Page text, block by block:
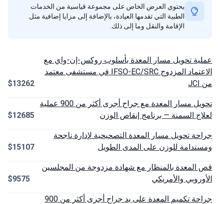
يحتوي العرض الخاص على مجموعة قياسية من الخدمات
الطبية التي تقدمها العيادة، بالإضافة إلى مزايا إضافية مثل
الإقامة والنقل وما إلى ذلك.
تحويل مسار المعدة بأسلوب روكس-إن-واي مع
الاعتماد المزدوج IFSO-EC/SRC في مستشفى معتمد
$13262
تحويل مسار المعدة مع جراح أجرى أكثر من 900 عملية
السمنة — برنامج إنقاص الوزن
$12685
تحويل مسار المعدة التصحيحية لإدارة ناجحة
للوزن على المدى الطويل
$15107
بالمنظار مع شهادة مزدوجة من المجلسين
والأمريكي
$9575
جراحة تكميم المعدة على يد جراح أجرى أكثر من 900